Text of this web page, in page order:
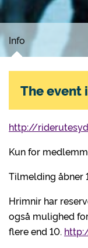
Info
http://
Kun for
Tilmelding åbner
Hrimnir har
også mulighed
flere end 10.
The event